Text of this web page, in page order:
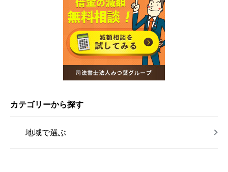
カテゴリーから探す
地域で選ぶ